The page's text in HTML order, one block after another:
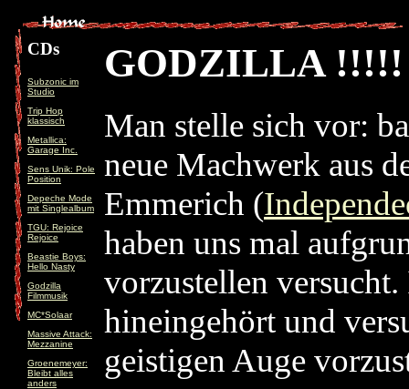
CDs
Subzonic im
Studio
Trip Hop
klassisch
Metallica:
Garage Inc.
Sens Unik: Pole
Position
Depeche Mode
mit Singlealbum
TGU: Rejoice
Rejoice
Beastie Boys:
Hello Nasty
Godzilla
Filmmusik
MC*Solaar
Massive Attack:
Mezzanine
Groenemeyer:
Bleibt alles
anders
GODZILLA !!!!!
Man stelle sich vor:
neue Machwerk aus
Emmerich (
haben uns mal
vorzustellen
hineingehört und
geistigen Auge